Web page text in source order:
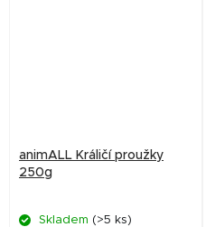
animALL Králičí proužky
250g
Skladem (>5 ks)